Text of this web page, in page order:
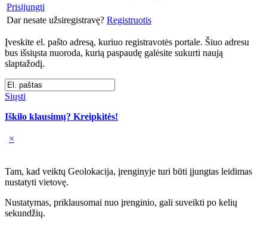
Prisijungti
Dar nesate užsiregistravę? Registruotis
Įveskite el. pašto adresą, kuriuo registravotės portale. Šiuo adresu
bus išsiųsta nuoroda, kurią paspaudę galėsite sukurti naują
slaptažodį.
Siųsti
Iškilo klausimų? Kreipkitės!
×
Tam, kad veiktų Geolokacija, įrenginyje turi būti įjungtas leidimas
nustatyti vietovę.
Nustatymas, priklausomai nuo įrenginio, gali suveikti po kelių
sekundžių.